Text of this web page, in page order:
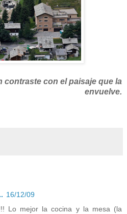
contraste con el paisaje que la
envuelve.
16/12/09
Lo mejor la cocina y la mesa (la